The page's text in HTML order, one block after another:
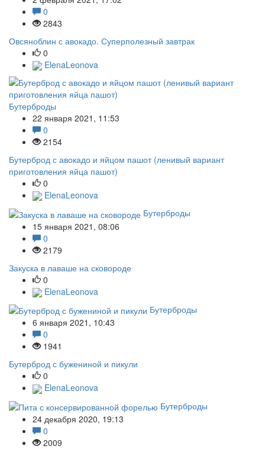
0
2843
Овсяноблин с авокадо. Суперполезный завтрак
0
ElenaLeonova
Бутерброды
22 января 2021, 11:53
0
2154
Бутерброд с авокадо и яйцом пашот (ленивый вариант
приготовления яйца пашот)
0
ElenaLeonova
Бутерброды
15 января 2021, 08:06
0
2179
Закуска в лаваше на сковороде
0
ElenaLeonova
Бутерброды
6 января 2021, 10:43
0
1941
Бутерброд с бужениной и пикули
0
ElenaLeonova
Бутерброды
24 декабря 2020, 19:13
0
2009